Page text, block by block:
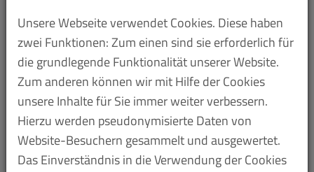
entwickeln. Und – das war sehr erfreulich – wir
haben das Wirtschaftsministerium gefragt, ob es
dafür Möglichkeiten der Innovationsförderung gibt.
Und die gab es!
Trotzdem bleibt es ein großes Wagnis, als ein so
renommiertes Festival mit einer komplett neuen
Digitallösung an den Start zu gehen. Schließlich
Unsere Webseite verwendet Cookies. Diese haben
zwei Funktionen: Zum einen sind sie erforderlich für
die grundlegende Funktionalität unserer Website.
Zum anderen können wir mit Hilfe der Cookies
unsere Inhalte für Sie immer weiter verbessern.
Hierzu werden pseudonymisierte Daten von
Website-Besuchern gesammelt und ausgewertet.
Das Einverständnis in die Verwendung der Cookies